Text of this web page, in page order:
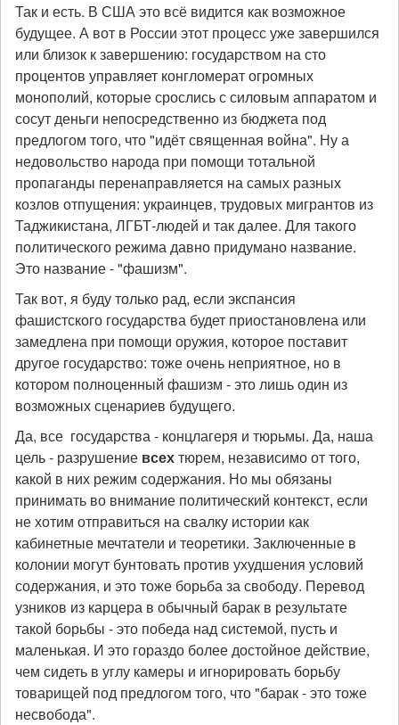
Так и есть. В США это всё видится как возможное
будущее. А вот в России этот процесс уже завершился
или близок к завершению: государством на сто
процентов управляет конгломерат огромных
монополий, которые срослись с силовым аппаратом и
сосут деньги непосредственно из бюджета под
предлогом того, что "идёт священная война". Ну а
недовольство народа при помощи тотальной
пропаганды перенаправляется на самых разных
козлов отпущения: украинцев, трудовых мигрантов из
Таджикистана, ЛГБТ-людей и так далее. Для такого
политического режима давно придумано название.
Это название - "фашизм".
Так вот, я буду только рад, если экспансия
фашистского государства будет приостановлена или
замедлена при помощи оружия, которое поставит
другое государство: тоже очень неприятное, но в
котором полноценный фашизм - это лишь один из
возможных сценариев будущего.
Да, все государства - концлагеря и тюрьмы. Да, наша
цель - разрушение всехтюрем, независимо от того,
какой в них режим содержания. Но мы обязаны
принимать во внимание политический контекст, если
не хотим отправиться на свалку истории как
кабинетные мечтатели и теоретики. Заключенные в
колонии могут бунтовать против ухудшения условий
содержания, и это тоже борьба за свободу. Перевод
узников из карцера в обычный барак в результате
такой борьбы - это победа над системой, пусть и
маленькая. И это гораздо более достойное действие,
чем сидеть в углу камеры и игнорировать борьбу
товарищей под предлогом того, что "барак - это тоже
несвобода".